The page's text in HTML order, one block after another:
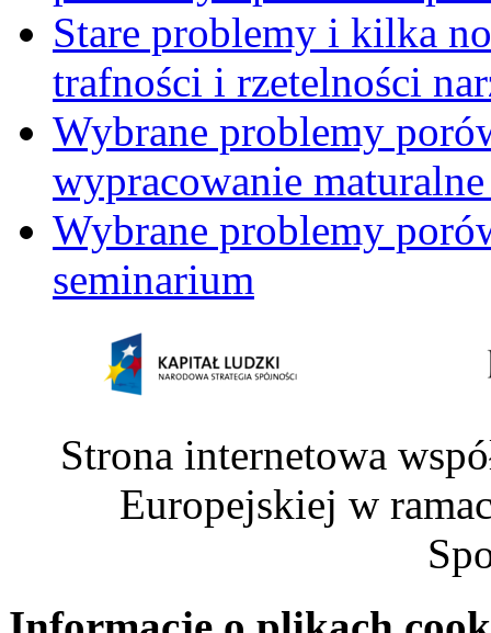
Stare problemy i kilka
trafności i rzetelności
Wybrane problemy
wypracowanie
Wybrane problemy
seminarium
Strona internetowa
Europejskiej w